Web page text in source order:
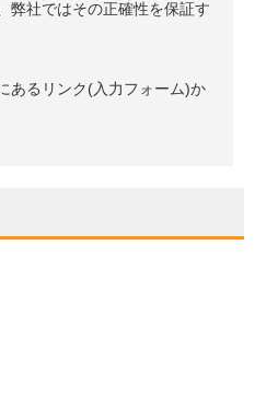
弊社ではその正確性を保証す
あるリンク(入力フォーム)か